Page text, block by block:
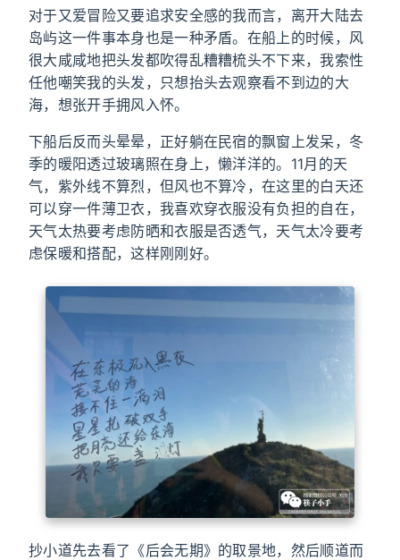
对于又爱冒险又要追求安全感的我而言，离开大陆去
岛屿这一件事本身也是一种矛盾。在船上的时候，风
很大咸咸地把头发都吹得乱糟糟梳头不下来，我索性
任他嘲笑我的头发，只想抬头去观察看不到边的大
海，想张开手拥风入怀。
下船后反而头晕晕，正好躺在民宿的飘窗上发呆，冬
季的暖阳透过玻璃照在身上，懒洋洋的。11月的天
气，紫外线不算烈，但风也不算冷，在这里的白天还
可以穿一件薄卫衣，我喜欢穿衣服没有负担的自在，
天气太热要考虑防晒和衣服是否透气，天气太冷要考
虑保暖和搭配，这样刚刚好。
抄小道先去看了《后会无期》的取景地，然后顺道而